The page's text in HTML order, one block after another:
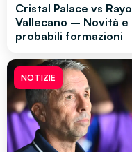
Cristal Palace vs Rayo
Vallecano – Novità e
probabili formazioni
NOTIZIE